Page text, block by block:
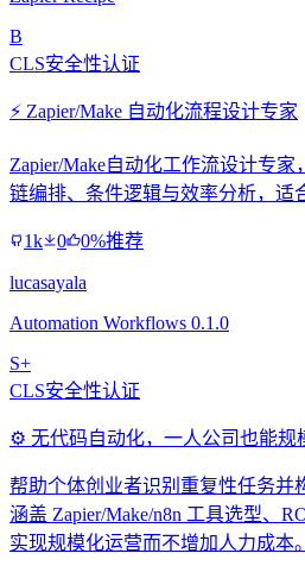
B
CLS安全性认证
⚡ Zapier/Make 自动化流程设计专家
Zapier/Make自动化工作流设计专
链编排、条件逻辑与效率分析，适
1k 0 0%推荐
lucasayala
Automation Workflows 0.1.0
S+
CLS安全性认证
⚙️ 无代码自动化，一人公司也能规
帮助个体创业者识别重复性任务并
涵盖 Zapier/Make/n8n 工具选型、
实现规模化运营而不增加人力成本。